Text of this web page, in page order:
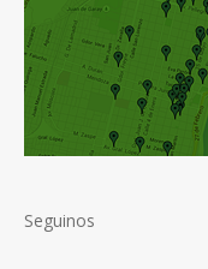
Seguinos